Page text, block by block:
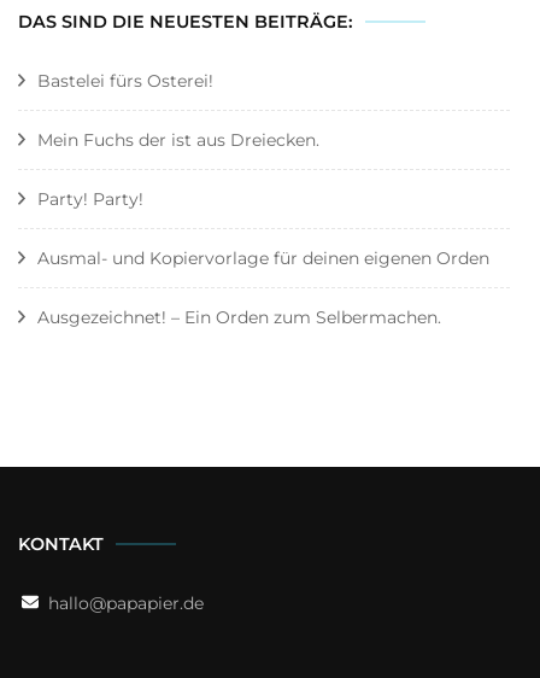
DAS SIND DIE NEUESTEN BEITRÄGE:
Bastelei fürs Osterei!
Mein Fuchs der ist aus Dreiecken.
Party! Party!
Ausmal- und Kopiervorlage für deinen eigenen Orden
Ausgezeichnet! – Ein Orden zum Selbermachen.
KONTAKT
hallo@papapier.de